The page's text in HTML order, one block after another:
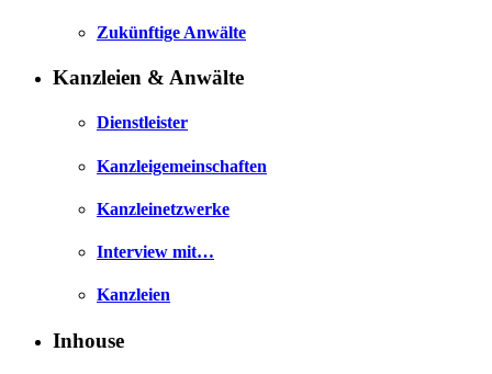
Zukünftige Anwälte
Kanzleien & Anwälte
Dienstleister
Kanzleigemeinschaften
Kanzleinetzwerke
Interview mit…
Kanzleien
Inhouse